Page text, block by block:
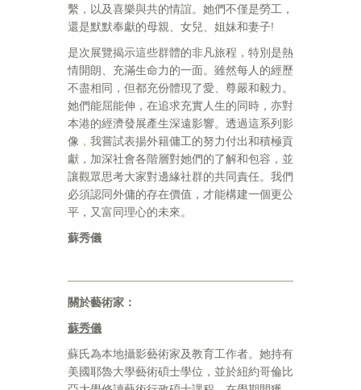
繫，以及喜樂與共的情誼。她們不僅是勞工，
還是默默奉獻的母親、女兒、姐妹和妻子!
是次展覽揭示這些群體的非凡旅程，特別是熱
情開朗、充滿生命力的一面。雖然每人的經歷
不盡相同，但都充份體現了愛、尊嚴和毅力。
她們能屈能伸，在追求充實人生的同時，亦對
本港的經濟發展產生深遠影響。透過這系列影
像 ， 我嘗試表揚外籍傭工的努力付出和積極貢
獻，加深社會各階層對她們的了解和包容，並
讓觀眾思考大家對邊緣社群的共同責任。我們
必須認同外傭的存在價值，才能構建一個更公
平，又富同理心的未來。
蘇秀儀
關於藝術家：
蘇秀儀
蘇氏為本地攝影藝術家及教育工作者。她持有
美國耶魯大學藝術碩士學位，並於紐約哥倫比